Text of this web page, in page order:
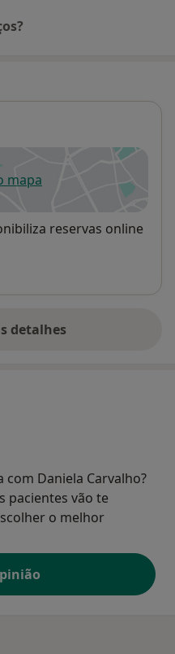
mapanum novo separador
reservas online
detalhes
o endereço
Daniela Carvalho?
pacientes vão te
o melhor